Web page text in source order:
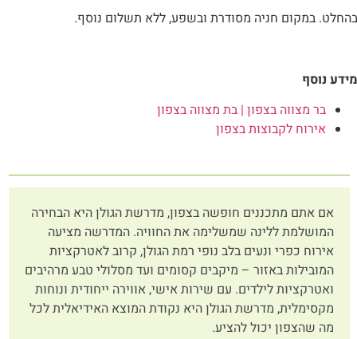
בהחלט. במקום חניה מסודרת ובשפע, ללא תשלום נוסף.
מידע נוסף
בר מצווה בצפון | בת מצווה בצפון
אירוח לקבוצות בצפון
אם אתם מתכננים חופשה בצפון, מדרשת הגולן היא הבחירה
המושלמת ללינה שמשלימה את החוויה. המדרשה מציעה
אירוח כפרי ונעים בלב נופי רמת הגולן, קרוב לאטרקציות
המובילות באזור – מיקבים קסומים ועד מסלולי טבע מרהיבים
ואטרקציות לילדים. עם שירות אישי, אווירה ייחודית ונוחות
מקסימלית, מדרשת הגולן היא נקודת המוצא האידיאלית לכל
מה שהצפון יכול להציע.